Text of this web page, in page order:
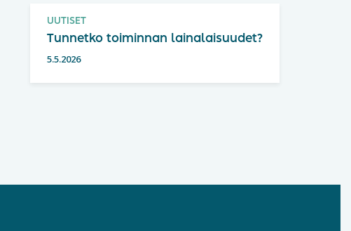
UUTISET
Tunnetko toiminnan lainalaisuudet?
5.5.2026